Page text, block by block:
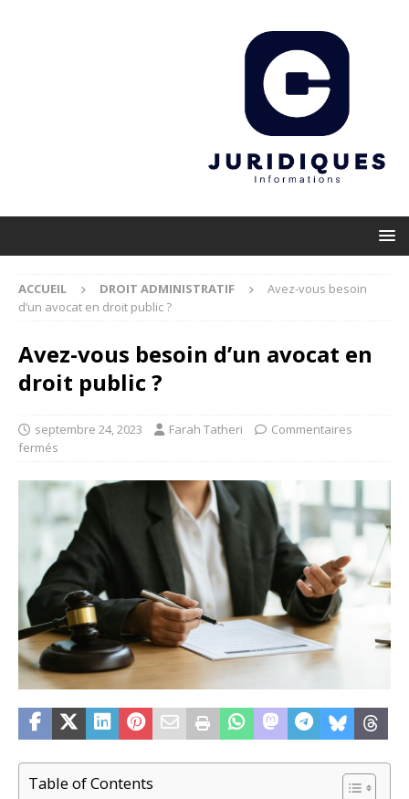
ACCUEIL DROIT ADMINISTRATIF
Avez-vous besoin
d’un avocat en droit public ?
Avez-vous besoin d’un avocat en
droit public ?
septembre 24, 2023 Farah Tatheri
Commentaires
fermés
Table of Contents